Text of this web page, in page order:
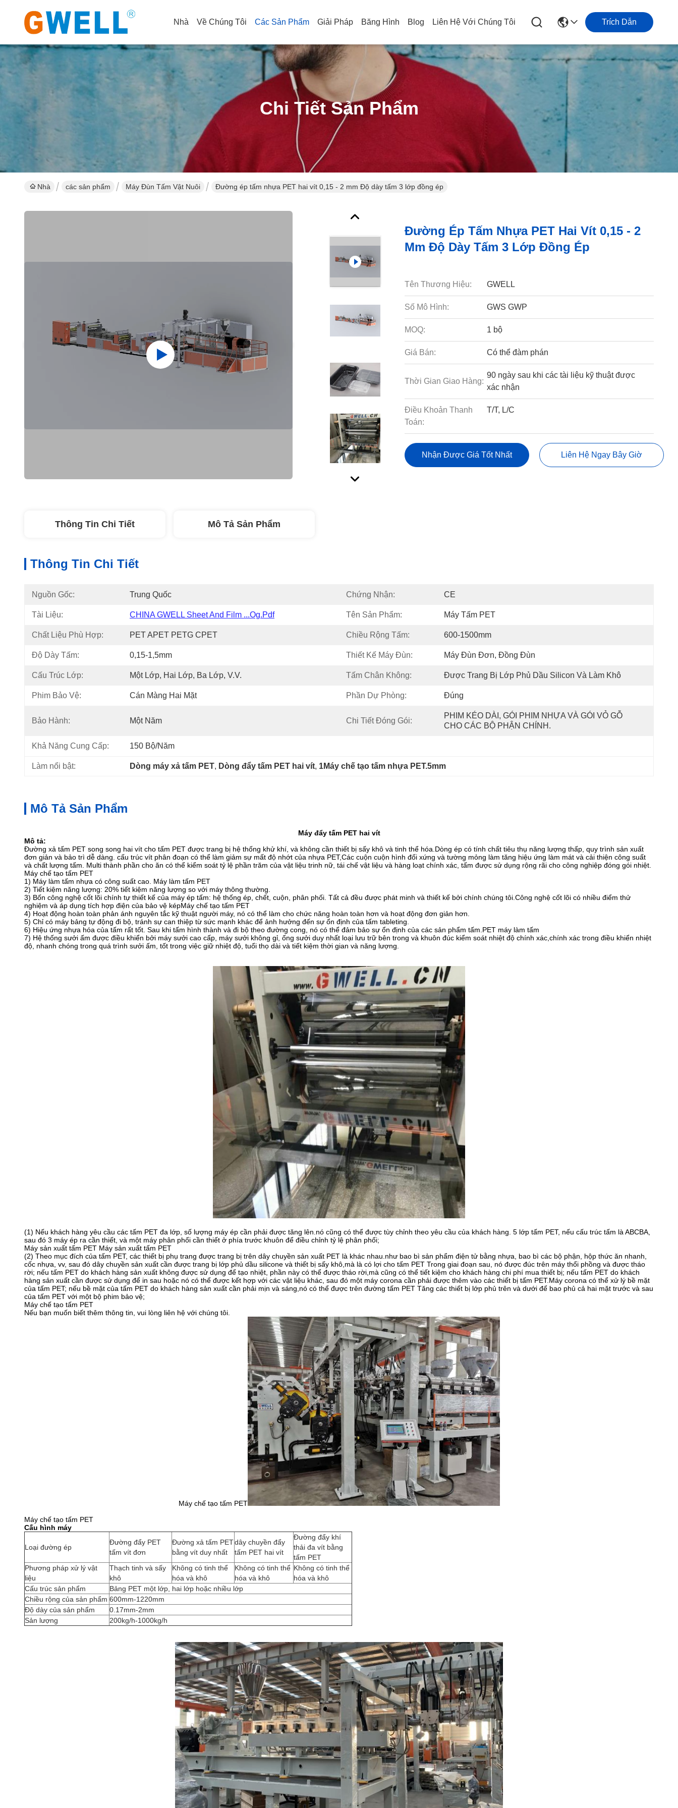
Nhà Về Chúng Tôi Các Sản Phẩm Giải Pháp Băng Hình Blog Liên Hệ Với Chúng Tôi Trích Dẫn
Chi Tiết Sản Phẩm
Nhà các sản phẩm Máy Đùn Tấm Vật Nuôi Đường ép tấm nhựa PET hai vít 0,15 - 2 mm Độ dày tấm 3 lớp đồng ép
Đường Ép Tấm Nhựa PET Hai Vít 0,15 - 2
Mm Độ Dày Tấm 3 Lớp Đồng Ép
Tên Thương Hiệu: GWELL
Số Mô Hình: GWS GWP
MOQ: 1 bộ
Giá Bán: Có thể đàm phán
Thời Gian Giao Hàng:
90 ngày sau khi các tài liệu kỹ thuật được
xác nhận
Điều Khoản Thanh
Toán:
T/T, L/C
Nhận Được Giá Tốt Nhất Liên Hệ Ngay Bây Giờ
Thông Tin Chi Tiết Mô Tả Sản Phẩm
Thông Tin Chi Tiết
Nguồn Gốc: Trung Quốc Chứng Nhận: CE
Tài Liệu: CHINA GWELL Sheet And Film ...og.pdf Tên Sản Phẩm: Máy Tấm PET
Chất Liệu Phù Hợp: PET APET PETG CPET Chiều Rộng Tấm: 600-1500mm
Độ Dày Tấm: 0,15-1,5mm Thiết Kế Máy Đùn: Máy Đùn Đơn, Đồng Đùn
Cấu Trúc Lớp: Một Lớp, Hai Lớp, Ba Lớp, V.v. Tấm Chân Không: Được Trang Bị Lớp Phủ Dầu Silicon Và Làm Khô
Phim Bảo Vệ: Cán Màng Hai Mặt Phần Dự Phòng: Đúng
Bảo Hành: Một Năm Chi Tiết Đóng Gói:
PHIM KÉO DÀI, GÓI PHIM NHỰA VÀ GÓI VỎ GỖ
CHO CÁC BỘ PHẬN CHÍNH.
Khả Năng Cung Cấp: 150 Bộ/năm
Làm nổi bật: Dòng máy xả tấm PET, Dòng đẩy tấm PET hai vít, 1Máy chế tạo tấm nhựa PET.5mm
Mô Tả Sản Phẩm
Máy đẩy tấm PET hai vít
Mô tả:
Đường xả tấm PET song song hai vít cho tấm PET được trang bị hệ thống khử khí, và không cần thiết bị sấy khô và tinh thể hóa.Dòng ép có tính chất tiêu thụ năng lượng thấp, quy trình sản xuất
đơn giản và bảo trì dễ dàng. cấu trúc vít phân đoạn có thể làm giảm sự mất độ nhớt của nhựa PET,Các cuộn cuộn hình đối xứng và tường mỏng làm tăng hiệu ứng làm mát và cải thiện công suất
và chất lượng tấm. Multi thành phần cho ăn có thể kiểm soát tỷ lệ phần trăm của vật liệu trinh nữ, tái chế vật liệu và hàng loạt chính xác, tấm được sử dụng rộng rãi cho công nghiệp đóng gói nhiệt.
Máy chế tạo tấm PET
1) Máy làm tấm nhựa có công suất cao. Máy làm tấm PET
2) Tiết kiệm năng lượng: 20% tiết kiệm năng lượng so với máy thông thường.
3) Bốn công nghệ cốt lõi chính tự thiết kế của máy ép tấm: hệ thống ép, chết, cuộn, phân phối. Tất cả đều được phát minh và thiết kế bởi chính chúng tôi.Công nghệ cốt lõi có nhiều điểm thử
nghiệm và áp dụng tích hợp điện của bảo vệ képMáy chế tạo tấm PET
4) Hoạt động hoàn toàn phản ánh nguyên tắc kỹ thuật người máy, nó có thể làm cho chức năng hoàn toàn hơn và hoạt động đơn giản hơn.
5) Chỉ có máy bảng tự động đi bộ, tránh sự can thiệp từ sức mạnh khác để ảnh hưởng đến sự ổn định của tấm tableting.
6) Hiệu ứng nhựa hóa của tấm rất tốt. Sau khi tấm hình thành và đi bộ theo đường cong, nó có thể đảm bảo sự ổn định của các sản phẩm tấm.PET máy làm tấm
7) Hệ thống sưởi ấm được điều khiển bởi máy sưởi cao cấp, máy sưởi không gỉ, ống sưởi duy nhất loại lưu trữ bên trong và khuôn đúc kiểm soát nhiệt độ chính xác,chính xác trong điều khiển nhiệt
độ, nhanh chóng trong quá trình sưởi ấm, tốt trong việc giữ nhiệt độ, tuổi thọ dài và tiết kiệm thời gian và năng lượng.
(1) Nếu khách hàng yêu cầu các tấm PET đa lớp, số lượng máy ép cần phải được tăng lên.nó cũng có thể được tùy chỉnh theo yêu cầu của khách hàng. 5 lớp tấm PET, nếu cấu trúc tấm là ABCBA,
sau đó 3 máy ép ra cần thiết, và một máy phân phối cần thiết ở phía trước khuôn để điều chỉnh tỷ lệ phân phối;
Máy sản xuất tấm PET Máy sản xuất tấm PET
(2) Theo mục đích của tấm PET, các thiết bị phụ trang được trang bị trên dây chuyền sản xuất PET là khác nhau.như bao bì sản phẩm điện tử bằng nhựa, bao bì các bộ phận, hộp thức ăn nhanh,
cốc nhựa, vv, sau đó dây chuyền sản xuất cần được trang bị lớp phủ dầu silicone và thiết bị sấy khô,mà là có lợi cho tấm PET Trong giai đoạn sau, nó được đúc trên máy thổi phồng và được tháo
rời; nếu tấm PET do khách hàng sản xuất không được sử dụng để tạo nhiệt, phần này có thể được tháo rời,mà cũng có thể tiết kiệm cho khách hàng chi phí mua thiết bị; nếu tấm PET do khách
hàng sản xuất cần được sử dụng để in sau hoặc nó có thể được kết hợp với các vật liệu khác, sau đó một máy corona cần phải được thêm vào các thiết bị tấm PET.Máy corona có thể xử lý bề mặt
của tấm PET; nếu bề mặt của tấm PET do khách hàng sản xuất cần phải mịn và sáng,nó có thể được trên đường tấm PET Tăng các thiết bị lớp phủ trên và dưới để bao phủ cả hai mặt trước và sau
của tấm PET với một bộ phim bảo vệ;
Máy chế tạo tấm PET
Nếu bạn muốn biết thêm thông tin, vui lòng liên hệ với chúng tôi.
Máy chế tạo tấm PET
Máy chế tạo tấm PET
Cấu hình máy
Loại đường ép
Đường đẩy PET
tấm vít đơn
Đường xả tấm PET
bằng vít duy nhất
dây chuyền đẩy
tấm PET hai vít
Đường đẩy khí
thải đa vít bằng
tấm PET
Phương pháp xử lý vật
liệu
Thạch tinh và sấy
khô
Không có tinh thể
hóa và khô
Không có tinh thể
hóa và khô
Không có tinh thể
hóa và khô
Cấu trúc sản phẩm
Bảng PET một lớp, hai lớp hoặc nhiều lớp
Chiều rộng của sản phẩm 600mm-1220mm
Độ dày của sản phẩm
0.17mm-2mm
Sản lượng
200kg/h-1000kg/h